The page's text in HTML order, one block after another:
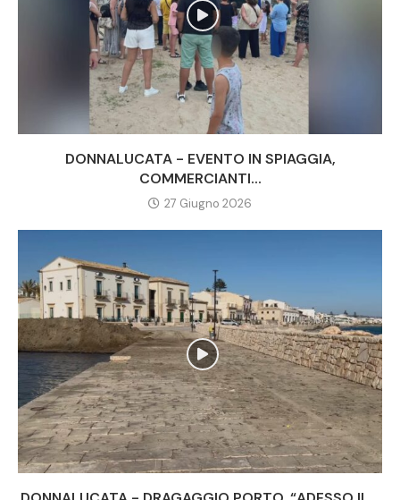
DONNALUCATA - EVENTO IN SPIAGGIA,
COMMERCIANTI...
27 Giugno 2026